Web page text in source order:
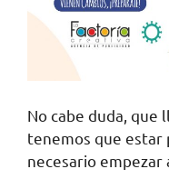
No cabe duda, que
tenemos que estar
necesario empezar